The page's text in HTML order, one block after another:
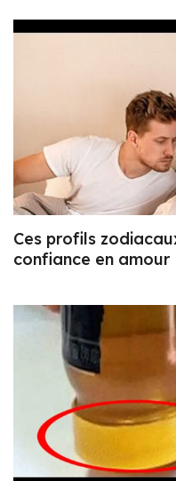
Ces profils
confiance en amour